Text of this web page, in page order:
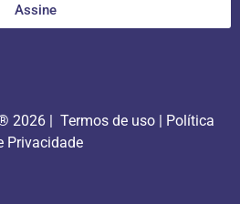
Assine
2026 | Termos de uso | Política
Privacidade